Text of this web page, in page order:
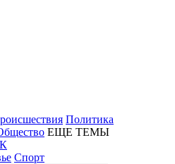
Политика
ЕЩЕ ТЕМЫ
Спорт